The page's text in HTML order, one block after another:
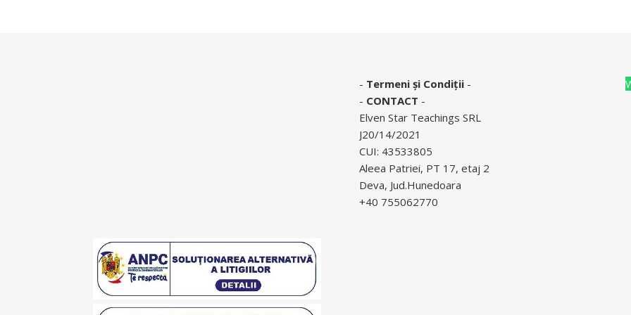
- Termeni și Condiții -
- CONTACT -
Elven Star Teachings SRL
J20/14/2021
CUI: 43533805
Aleea Patriei, PT 17, etaj 2
Deva, Jud.Hunedoara
+40 755062770